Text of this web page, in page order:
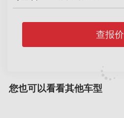
查报价
您也可以看看其他车型